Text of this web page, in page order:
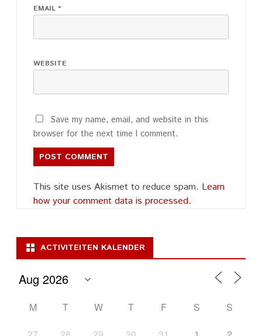
EMAIL *
WEBSITE
Save my name, email, and website in this
browser for the next time I comment.
This site uses Akismet to reduce spam. Learn
how your comment data is processed.
ACTIVITEITEN KALENDER
M T W T F S
S